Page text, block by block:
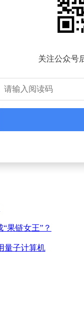
部分品牌的“阿
专区，推出火锅
场景覆盖延伸，通
深层转型。在消费
体验。
关注公众号
果链女王”？
量子计算机